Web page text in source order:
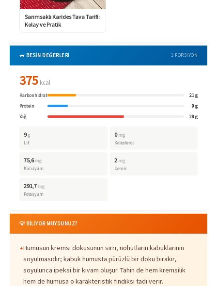
Sarımsaklı Karides Tava Tarifi:
Kolay ve Pratik
🥗 BESİN DEĞERLERİ 1 PORSIYON
375 kcal
Karbonhidrat
21 g
Protein
9 g
Yağ
28 g
9g
Lif
0 mg
Kolesterol
75,6 mg
Kalsiyum
2 mg
Demir
291,7 mg
Potasyum
💡 BİLİYOR MUYDUNUZ?
Humusun kremsi dokusunun sırrı, nohutların kabuklarının
soyulmasıdır; kabuk humusta pürüzlü bir doku bırakır,
soyulunca ipeksi bir kıvam oluşur. Tahin de hem kremsilik
hem de humusa o karakteristik fındıksı tadı verir.